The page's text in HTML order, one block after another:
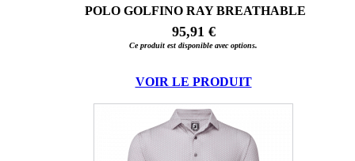
POLO GOLFINO RAY BREATHABLE
95,91 €
Ce produit est disponible avec options.
VOIR LE PRODUIT